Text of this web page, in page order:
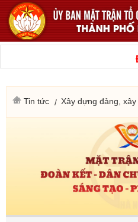
Tin tức Xây dựng đảng,